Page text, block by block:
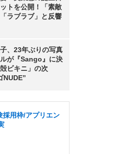
トを公開！「素敵
ラブラブ」と反響
、23年ぶりの写真
が『Sango』に決
ビキニ」の次
NUDE”
採用枠/アプリエン